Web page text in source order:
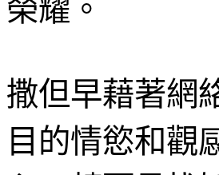
榮耀。
撒但早藉著網
目的情慾和觀